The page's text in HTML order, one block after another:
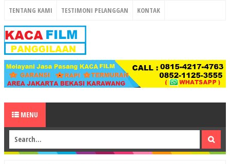
TENTANG KAMI TESTIMONI PELANGGAN KONTAK
MENU